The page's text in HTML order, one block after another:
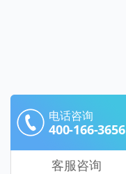
电话咨询
400-166-3656
客服咨询